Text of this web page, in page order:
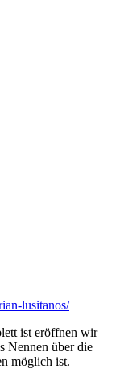
lusitanos/
ist eröffnen wir
Nennen über die
möglich ist.